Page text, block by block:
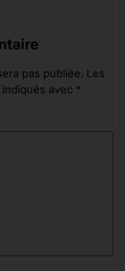
pas publiée. Les
avec *